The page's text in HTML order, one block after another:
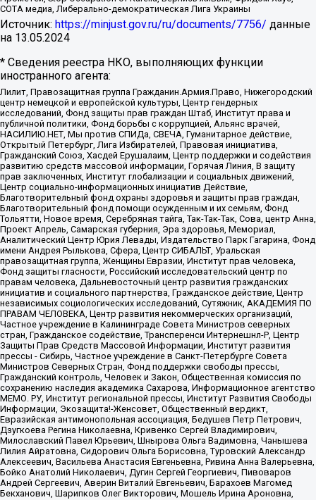
СОТА медиа, Либерально-демократическая Лига Украины
Источник: https://minjust.gov.ru/ru/documents/7756/ данные
на 13.05.2024
* Сведения реестра НКО, выполняющих функции
иностранного агента:
Лилит, Правозащитная группа Гражданин.Армия.Право, Нижегородский
центр немецкой и европейской культуры, Центр гендерных
исследований, Фонд защиты прав граждан Штаб, Институт права и
публичной политики, Фонд борьбы с коррупцией, Альянс врачей,
НАСИЛИЮ.НЕТ, Мы против СПИДа, СВЕЧА, Гуманитарное действие,
Открытый Петербург, Лига Избирателей, Правовая инициатива,
Гражданский Союз, Хасдей Ерушалаим, Центр поддержки и содействия
развитию средств массовой информации, Горячая Линия, В защиту
прав заключенных, Институт глобализации и социальных движений,
Центр социально-информационных инициатив Действие,
Благотворительный фонд охраны здоровья и защиты прав граждан,
Благотворительный фонд помощи осужденным и их семьям, Фонд
Тольятти, Новое время, Серебряная тайга, Так-Так-Так, Сова, центр Анна,
Проект Апрель, Самарская губерния, Эра здоровья, Мемориал,
Аналитический Центр Юрия Левады, Издательство Парк Гагарина, Фонд
имени Андрея Рылькова, Сфера, Центр СИБАЛЬТ, Уральская
правозащитная группа, Женщины Евразии, Институт прав человека,
Фонд защиты гласности, Российский исследовательский центр по
правам человека, Дальневосточный центр развития гражданских
инициатив и социального партнерства, Гражданское действие, Центр
независимых социологических исследований, Сутяжник, АКАДЕМИЯ ПО
ПРАВАМ ЧЕЛОВЕКА, Центр развития некоммерческих организаций,
Частное учреждение в Калининграде Совета Министров северных
стран, Гражданское содействие, Трансперенси Интернешнл-Р, Центр
Защиты Прав Средств Массовой Информации, Институт развития
прессы - Сибирь, Частное учреждение в Санкт-Петербурге Совета
Министров Северных Стран, Фонд поддержки свободы прессы,
Гражданский контроль, Человек и Закон, Общественная комиссия по
сохранению наследия академика Сахарова, Информационное агентство
МЕМО. РУ, Институт региональной прессы, Институт Развития Свободы
Информации, Экозащита!-Женсовет, Общественный вердикт,
Евразийская антимонопольная ассоциация, Бедушев Петр Петрович,
Дзугкоева Регина Николаевна, Кривенко Сергей Владимирович,
Милославский Павел Юрьевич, Шнырова Ольга Вадимовна, Чанышева
Лилия Айратовна, Сидорович Ольга Борисовна, Туровский Александр
Алексеевич, Васильева Анастасия Евгеньевна, Ривина Анна Валерьевна,
Бойко Анатолий Николаевич, Дугин Сергей Георгиевич, Пивоваров
Андрей Сергеевич, Аверин Виталий Евгеньевич, Барахоев Магомед
Бекханович, Шарипков Олег Викторович, Мошель Ирина Ароновна,